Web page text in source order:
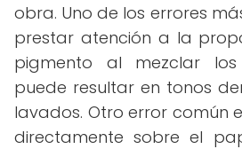
obra. Uno de los errores
prestar atención a la
pigmento al mezclar
puede resultar en tonos
lavados. Otro error común
directamente sobre el